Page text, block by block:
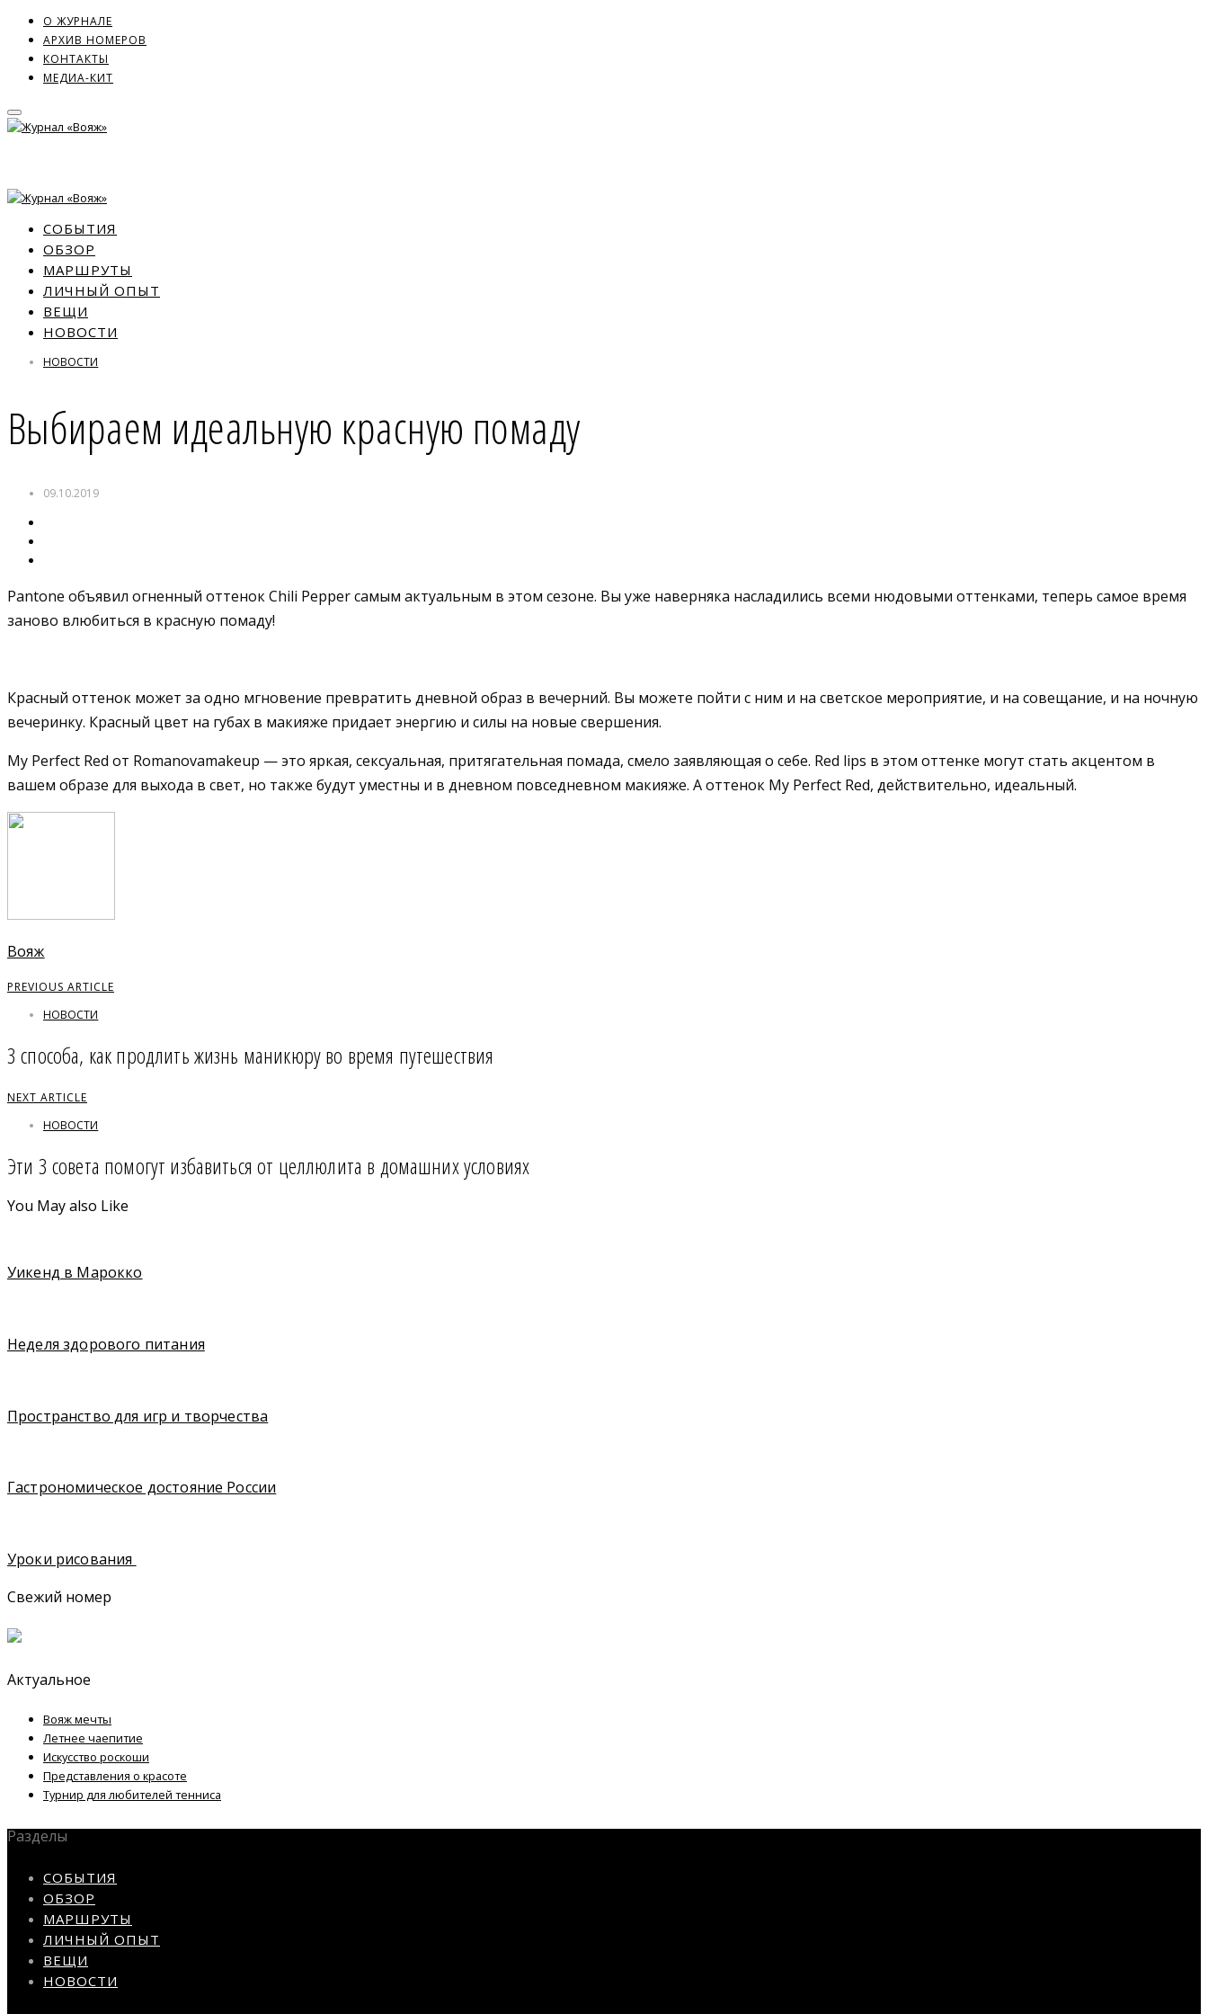
О ЖУРНАЛЕ
АРХИВ НОМЕРОВ
КОНТАКТЫ
МЕДИА-КИТ
СОБЫТИЯ
ОБЗОР
МАРШРУТЫ
ЛИЧНЫЙ ОПЫТ
ВЕЩИ
НОВОСТИ
НОВОСТИ
Выбираем идеальную красную помаду
09.10.2019
Pantone объявил огненный оттенок Chili Pepper самым актуальным в этом сезоне. Вы уже наверняка насладились всеми нюдовыми оттенками, теперь самое время
заново влюбиться в красную помаду!
Красный оттенок может за одно мгновение превратить дневной образ в вечерний. Вы можете пойти с ним и на светское мероприятие, и на совещание, и на ночную
вечеринку. Красный цвет на губах в макияже придает энергию и силы на новые свершения.
My Perfect Red от Romanovamakeup — это яркая, сексуальная, притягательная помада, смело заявляющая о себе. Red lips в этом оттенке могут стать акцентом в
вашем образе для выхода в свет, но также будут уместны и в дневном повседневном макияже. А оттенок My Perfect Red, действительно, идеальный.
Вояж
PREVIOUS ARTICLE
НОВОСТИ
3 способа, как продлить жизнь маникюру во время путешествия
NEXT ARTICLE
НОВОСТИ
Эти 3 совета помогут избавиться от целлюлита в домашних условиях
You May also Like
Уикенд в Марокко
Неделя здорового питания
Пространство для игр и творчества
Гастрономическое достояние России
Уроки рисования
Свежий номер
Актуальное
Вояж мечты
Летнее чаепитие
Искусство роскоши
Представления о красоте
Турнир для любителей тенниса
Разделы
СОБЫТИЯ
ОБЗОР
МАРШРУТЫ
ЛИЧНЫЙ ОПЫТ
ВЕЩИ
НОВОСТИ